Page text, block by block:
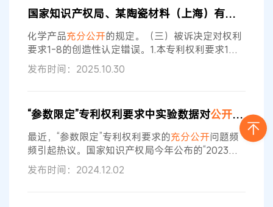
等法律规定的授权条件在专利法上具有不同的功
能，原则上不应当将属于说明书充分公开 等授权条
件所应审查的内容纳入创造性判断中
国家知识产权局、某陶瓷材料（上海）有限公司等行政二审判决书
化学产品充分公开的规定。（三）被诉决定对权利
要求1-8的创造性认定错误。1.本专利权利要求1相
对于证据1与公知常识的结合，证据2与公知常识的
结合，证据2、证据1与公知常识的结合不具备创造
称：被诉决定认定事实清楚，适用法律正确，审查
程序合法，审查结论正确，王某的诉讼理由不能成
立，请求法院驳回其诉讼请求。 某
发布时间：2025.10.30
“参数限定”专利权利要求中实验数据对公开充分的
最近，“参数限定”专利权利要求的充分公开问题频
频引起热议。国家知识产权局今年公布的“2023年
度专利复审无效十大案例”中即有三个案例均涉及这
一法律问题，其中一个案例系“一种安全锂离子电池
发布时间：2024.12.02